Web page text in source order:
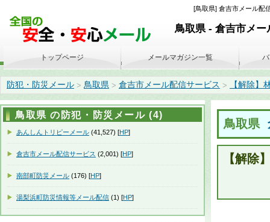
[鳥取県] 倉吉市メール配
鳥取県 - 倉吉市メー
防犯・防災メール > 鳥取県 > 倉吉市メール配信サービス > 【解除】
鳥取県
【解除
トップページ メールマガジン一覧
鳥取県 の防犯・防災メール (4)
あんしんトリピーメール (41,527) [HP]
倉吉市メール配信サービス (2,001) [HP]
南部町防災メール (176) [HP]
湯梨浜町防災情報等メール配信 (1) [HP]